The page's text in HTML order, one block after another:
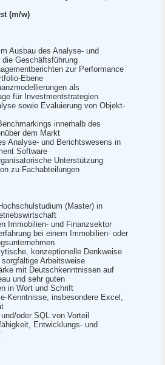
(m/w)
Ausbau des Analyse- und
Geschäftsführung
zur Performance
Ebene
als
für Investmentstrategien
sowie Evaluierung von Objekt-
innerhalb des
dem Markt
Analyse- und Berichtswesens in
Software
Unterstützung
zu Fachabteilungen
(Master) in
Immobilien- und Finanzsektor
bei einem Immobilien- oder
konzeptionelle Denkweise
Arbeitsweise
mit Deutschkenntnissen auf
und sehr guten
in Wort und Schrift
Kenntnisse, insbesondere Excel,
oder SQL von Vorteil
Entwicklungs- und